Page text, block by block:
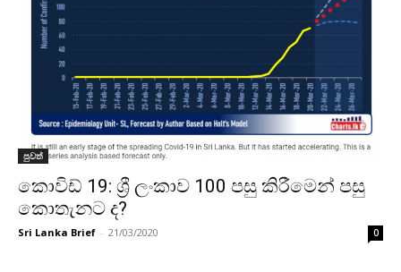
පුවත්
කොවිඩ් 19: ශ්‍රී ලංකාව 100 පසු කිරීමෙන් පසු
කොතැනට ද?
Sri Lanka Brief - 21/03/2020 0